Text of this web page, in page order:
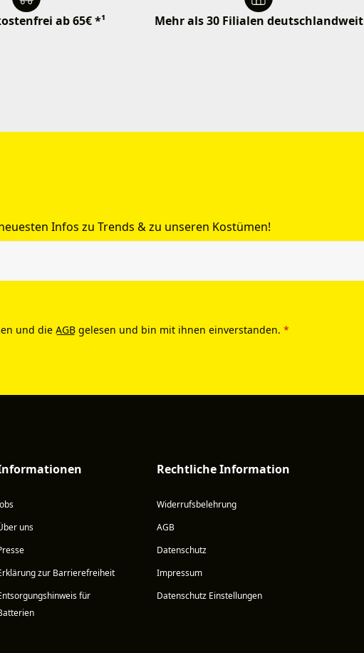
ab 65€ *¹ Mehr als 30 Filialen deutschlandweit
Infos zu Trends & zu unseren Kostümen!
und die AGB gelesen und bin mit ihnen einverstanden. *
uns
zur Barrierefreiheit
für
Rechtliche Information
Widerrufsbelehrung
AGB
Datenschutz
Impressum
Datenschutz Einstellungen